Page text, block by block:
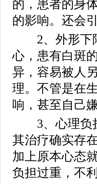
的，患者的身
的影响。还会
2、外形下降
心，患有白斑
异，容易被人
理。不管是在
响，甚至自己
3、心理负担
其治疗确实存
加上原本心态
负担过重，不